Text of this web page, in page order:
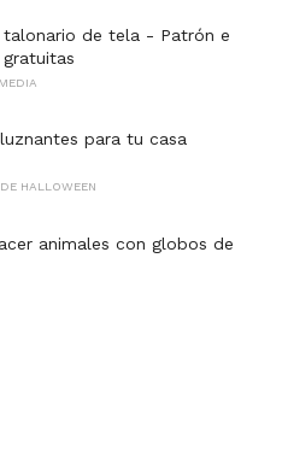
talonario de tela - Patrón e
para tu casa
HALLOWEEN
animales con globos de